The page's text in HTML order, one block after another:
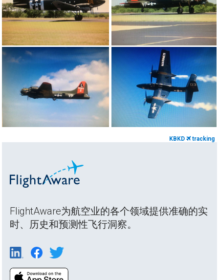
KBKD tracking
FlightAware为航空业的各个领域提供准确的实
时、历史和预测性飞行洞察。